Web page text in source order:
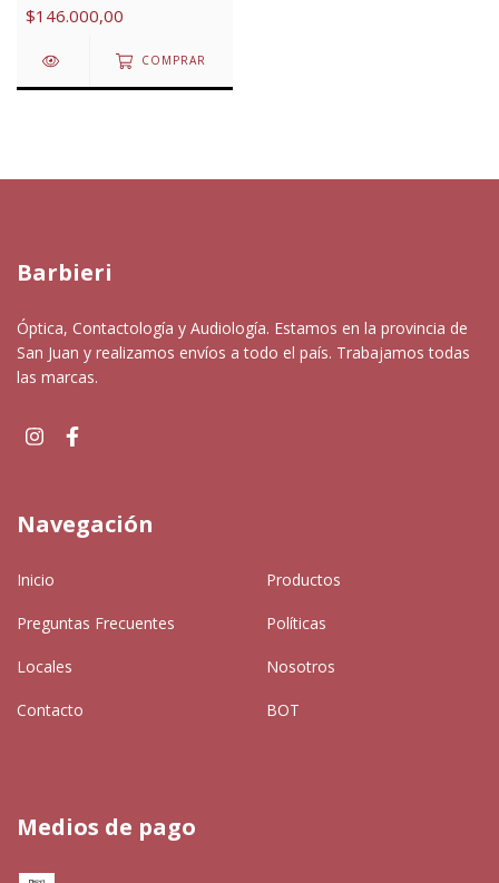
$146.000,00
COMPRAR
Barbieri
Óptica, Contactología y Audiología. Estamos en la provincia de
San Juan y realizamos envíos a todo el país. Trabajamos todas
las marcas.
Navegación
Inicio Productos
Preguntas Frecuentes Políticas
Locales Nosotros
Contacto BOT
Medios de pago